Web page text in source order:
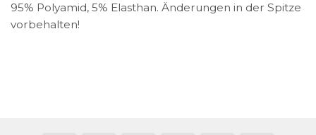
95% Polyamid, 5% Elasthan. Änderungen in der Spitze
vorbehalten!